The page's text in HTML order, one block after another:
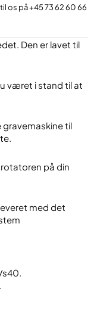
os på+45 73 62 60 66
Den er lavet til
været i stand til at
til
på din
med det
s40.